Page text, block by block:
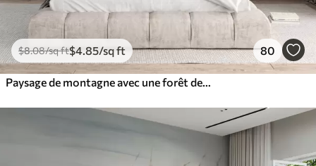
$8.08/sq ft$4 .85/sq ft 80